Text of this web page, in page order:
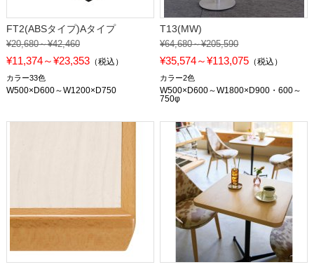
FT2(ABSタイプ)Aタイプ
¥20,680～¥42,460
¥11,374～¥23,353（税込）
カラー33色
W500×D600～W1200×D750
T13(MW)
¥64,680～¥205,590
¥35,574～¥113,075 （税込）
カラー2色
W500×D600～W1800×D900・600～
750φ